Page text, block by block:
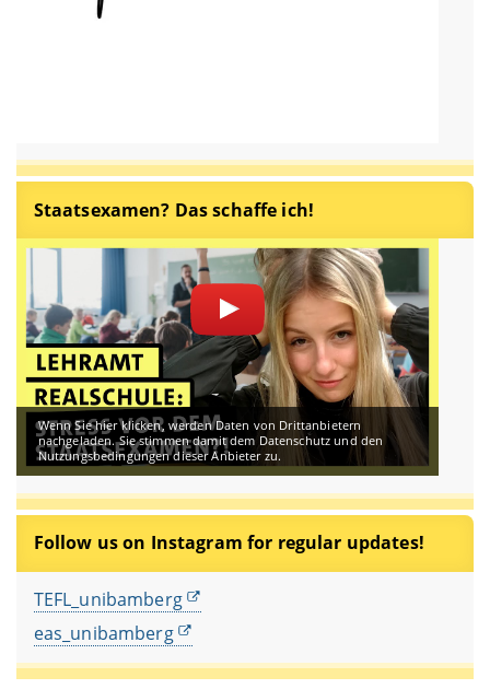
Staatsexamen? Das schaffe ich!
Wenn Sie hier klicken, werden Daten von Drittanbietern
nachgeladen. Sie stimmen damit dem Datenschutz und den
Nutzungsbedingungen dieser Anbieter zu.
Follow us on Instagram for regular updates!
TEFL_unibamberg
eas_unibamberg